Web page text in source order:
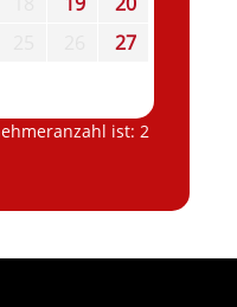
27
ist: 2